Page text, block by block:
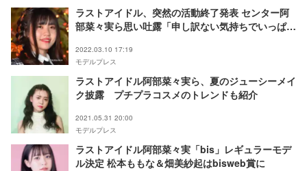
ラストアイドル、突然の活動終了発表 センター阿
部菜々実ら思い吐露「申し訳ない気持ちでいっぱ
2022.03.10 17:19
モデルプレス
ラストアイドル阿部菜々実ら、夏のジューシーメイ
ク披露 プチプラコスメのトレンドも紹介
2021.05.31 20:00
モデルプレス
ラストアイドル阿部菜々実「bis」レギュラーモデ
ル決定 松本ももな＆畑美紗起はbisweb賞に